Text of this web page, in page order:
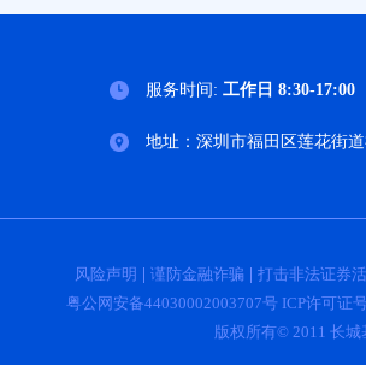
服务时间: 工作日 8:30-17:00
地址：深圳市福田区莲花街
风险声明 谨防金融诈骗 打击非法证券
粤公网安备44030002003707号 ICP许可证号
版权所有© 2011 长城